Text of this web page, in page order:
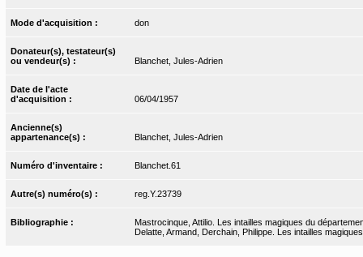
Mode d'acquisition : don
Donateur(s), testateur(s)
ou vendeur(s) :
Blanchet, Jules-Adrien
Date de l'acte
d'acquisition :
06/04/1957
Ancienne(s)
appartenance(s) :
Blanchet, Jules-Adrien
Numéro d'inventaire : Blanchet.61
Autre(s) numéro(s) : reg.Y.23739
Bibliographie :
Mastrocinque, Attilio. Les intailles magiques du
Delatte, Armand, Derchain, Philippe. Les intailles